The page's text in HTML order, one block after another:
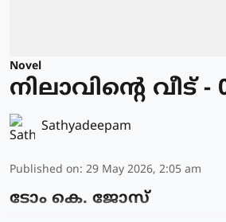
Novel
നിലാവിന്റെ വീട് -
Sathyadeepam
Published on: 29 May 2026, 2:05 am
ടോം കെ. ജോസ്